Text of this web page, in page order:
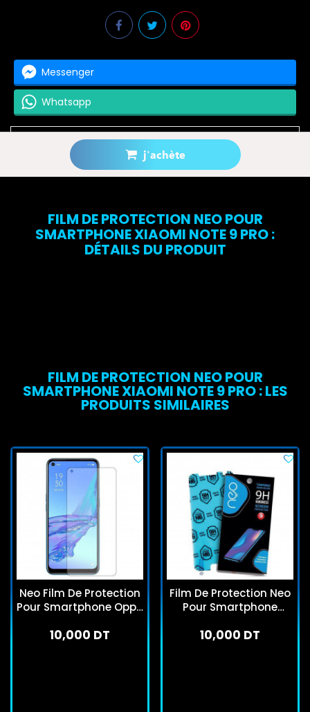
j'achète
Messenger
Whatsapp
Prévenez-moi lorsque le produit est disponible
FILM DE PROTECTION NEO POUR
SMARTPHONE XIAOMI NOTE 9 PRO :
DÉTAILS DU PRODUIT
FILM DE PROTECTION NEO POUR
SMARTPHONE XIAOMI NOTE 9 PRO : LES
PRODUITS SIMILAIRES
Neo Film De Protection
Pour Smartphone Oppo
10,000 DT
Film De Protection Neo
Pour Smartphone
10,000 DT